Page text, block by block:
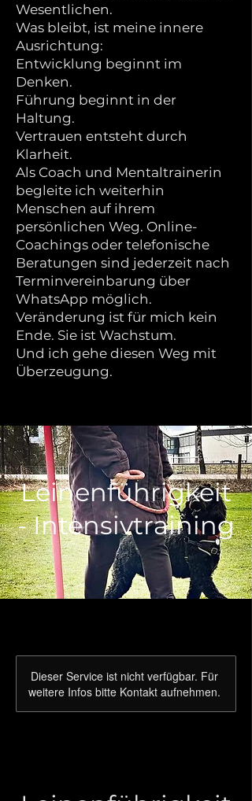
Wesentlichen.
Was bleibt, ist meine innere
Ausrichtung:
Entwicklung beginnt im
Denken.
Führung beginnt in der
Haltung.
Vertrauen entsteht durch
Klarheit.
Als Coach und Mentaltrainerin
begleite ich weiterhin
Menschen auf ihrem
persönlichen Weg. Online-
Coachings oder telefonische
Beratungen sind jederzeit nach
Terminvereinbarung über
WhatsApp möglich.
Veränderung ist für mich kein
Ende. Sie ist Wachstum.
Und ich gehe diesen Weg mit
Überzeugung.
Leinenführigkeit
- Intensivtraining
Dieser Service ist nicht verfügbar. Für
weitere Infos bitte Kontakt aufnehmen.